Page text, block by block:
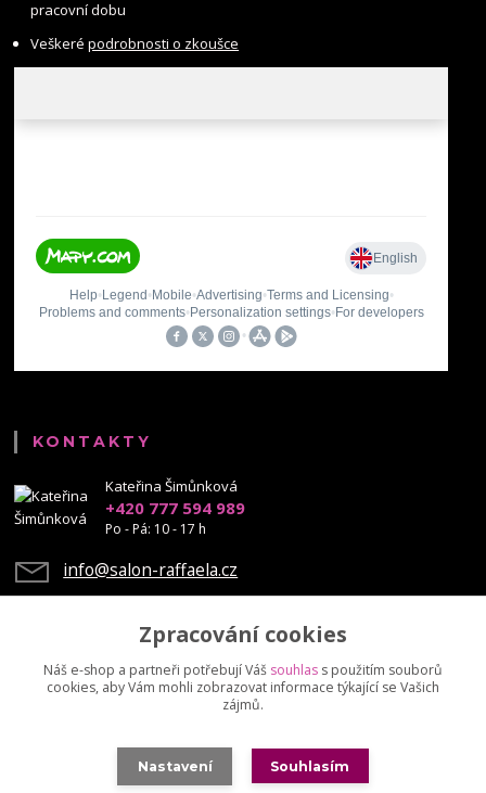
pracovní dobu
Veškerépodrobnosti o zkoušce
KONTAKTY
Kateřina Šimůnková
+420 777 594 989
Po - Pá: 10 - 17 h
info@salon-raffaela.cz
Upravit sběr cookies.
© Mgr. Kateřina Šimůnková, 2023 - další šíření našich fotek je chráněno
autorskými právy
Zpracování cookies
Náš e-shop a partneři potřebují Váš souhlas s použitím souborů
cookies, aby Vám mohli zobrazovat informace týkající se Vašich
zájmů.
Nastavení Souhlasím